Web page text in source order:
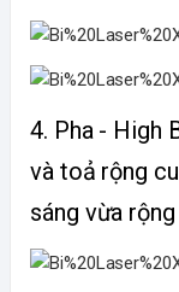
4. Pha - High
và toả rộng
sáng vừa